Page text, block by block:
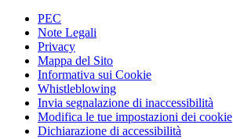
PEC
Note Legali
Privacy
Mappa del Sito
Informativa sui Cookie
Whistleblowing
Invia segnalazione di inaccessibilità
Modifica le tue impostazioni dei cookie
Dichiarazione di accessibilità